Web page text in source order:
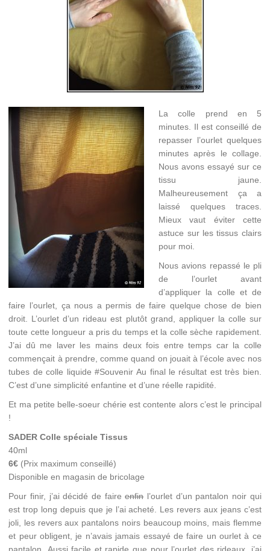
La colle prend en 5
minutes. Il est conseillé de
repasser l’ourlet quelques
minutes après le collage.
Nous avons essayé sur ce
tissu jaune.
Malheureusement ça a
laissé quelques traces.
Mieux vaut éviter cette
astuce sur les tissus clairs
pour moi.
Nous avions repassé le pli
de l’ourlet avant
d’appliquer la colle et de
faire l’ourlet, ça nous a permis de faire quelque chose de bien
droit. L’ourlet d’un rideau est plutôt grand, appliquer la colle sur
toute cette longueur a pris du temps et la colle sèche rapidement.
J’ai dû me laver les mains deux fois entre temps car la colle
commençait à prendre, comme quand on jouait à l’école avec nos
tubes de colle liquide #Souvenir Au final le résultat est très bien.
C’est d’une simplicité enfantine et d’une réelle rapidité.
Et ma petite belle-soeur chérie est contente alors c’est le principal
!
SADER Colle spéciale Tissus
40ml
6€ (Prix maximum conseillé)
Disponible en magasin de bricolage
Pour finir, j’ai décidé de faireenfinl’ourlet d’un pantalon noir qui
est trop long depuis que je l’ai acheté. Les revers aux jeans c’est
joli, les revers aux pantalons noirs beaucoup moins, mais flemme
et peur obligent, je n’avais jamais essayé de faire un ourlet à ce